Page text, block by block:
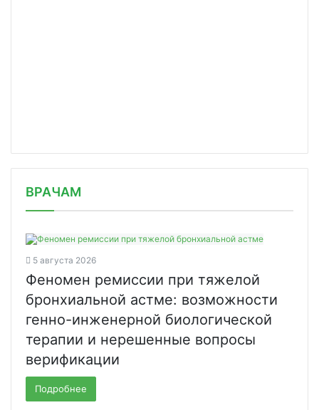
ВРАЧАМ
5 августа 2026
Феномен ремиссии при тяжелой
бронхиальной астме: возможности
генно-инженерной биологической
терапии и нерешенные вопросы
верификации
Подробнее